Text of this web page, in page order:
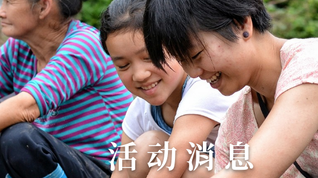
活动消息